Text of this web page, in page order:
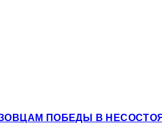
ПОБЕДЫ В